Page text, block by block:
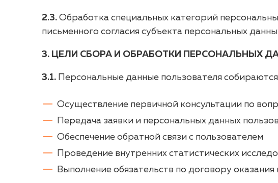
2.3. Обработка специальных категорий
письменного согласия субъекта персональных
3. ЦЕЛИ СБОРА И ОБРАБОТКИ ПЕРСОНАЛЬНЫХ
3.1. Персональные данные пользователя
Осуществление первичной консультации по
Передача заявки и персональных данных
Обеспечение обратной связи с пользователем
Проведение внутренних статистических
Выполнение обязательств по договору